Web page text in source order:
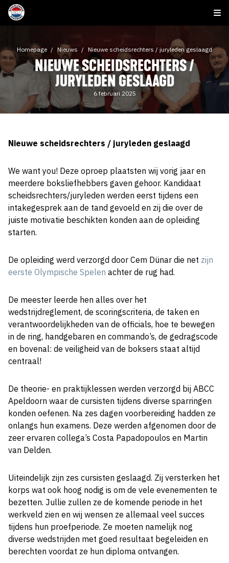
Homepage Nieuws Nieuwe scheidsrechters / juryleden geslaagd
NIEUWE SCHEIDSRECHTERS /
JURYLEDEN GESLAAGD
6 februari 2025
Nieuwe scheidsrechters / juryleden geslaagd
We want you! Deze oproep plaatsten wij vorig jaar en
meerdere boksliefhebbers gaven gehoor. Kandidaat
scheidsrechters/juryleden werden eerst tijdens een
intakegesprek aan de tand gevoeld en zij die over de
juiste motivatie beschikten konden aan de opleiding
starten.
De opleiding werd verzorgd door Cem Dünar die net zijn
eerste Olympische Spelen achter de rug had.
De meester leerde hen alles over het
wedstrijdreglement, de scoringscriteria, de taken en
verantwoordelijkheden van de officials, hoe te bewegen
in de ring, handgebaren en commando’s, de gedragscode
en bovenal: de veiligheid van de boksers staat altijd
centraal!
De theorie- en praktijklessen werden verzorgd bij ABCC
Apeldoorn waar de cursisten tijdens diverse sparringen
konden oefenen. Na zes dagen voorbereiding hadden ze
onlangs hun examens. Deze werden afgenomen door de
zeer ervaren collega’s Costa Papadopoulos en Martin
van Delden.
Uiteindelijk zijn zes cursisten geslaagd. Zij versterken het
korps wat ook hoog nodig is om de vele evenementen te
bezetten. Jullie zullen ze de komende periode in het
werkveld zien en wij wensen ze allemaal veel succes
tijdens hun proefperiode. Ze moeten namelijk nog
diverse wedstrijden met goed resultaat begeleiden en
berechten voordat ze hun diploma ontvangen.